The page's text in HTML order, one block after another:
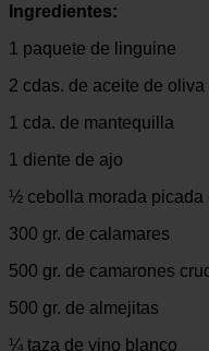
Ingredientes:
1 paquete de linguine
2 cdas. de aceite de oliva
1 cda. de mantequilla
1 diente de ajo
½ cebolla morada picada
300 gr. de calamares
500 gr. de camarones
500 gr. de almejitas
¼ taza de vino blanco